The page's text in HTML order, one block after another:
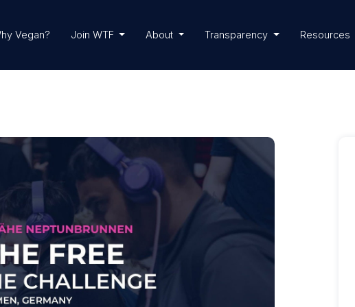
Vegan? Join WTF About Transparency Resources